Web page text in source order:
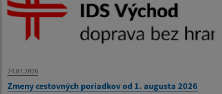
24.07.2026
Zmeny cestovných poriadkov od 1. augusta 2026